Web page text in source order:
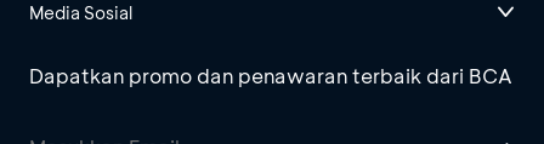
Media Sosial
Dapatkan promo dan penawaran terbaik dari BCA